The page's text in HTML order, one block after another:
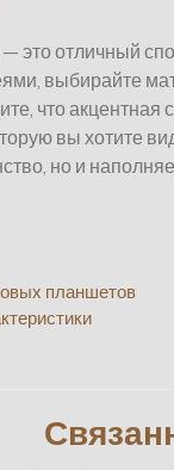
это отличный
выбирайте
что акцентная
вы хотите
но и
планшетов